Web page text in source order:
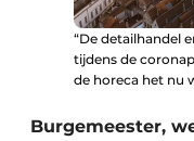
“De detailhandel
tijdens de
de horeca het nu
Burgemeester,